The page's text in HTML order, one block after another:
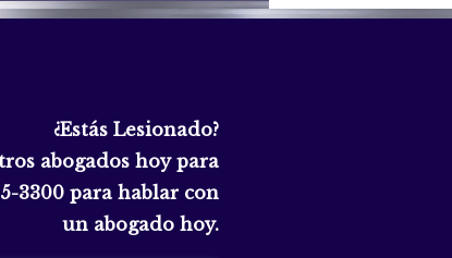
¿Estás Lesionado?
abogados hoy para
3300 para hablar con
un abogado hoy.